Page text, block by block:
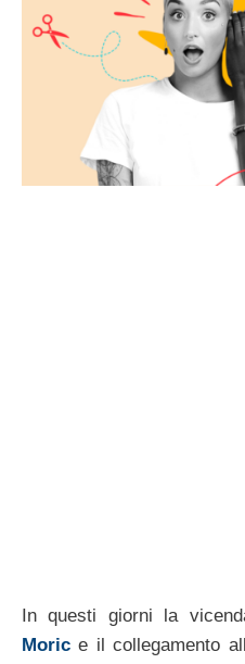
In questi giorni la
Moric e il collegamento